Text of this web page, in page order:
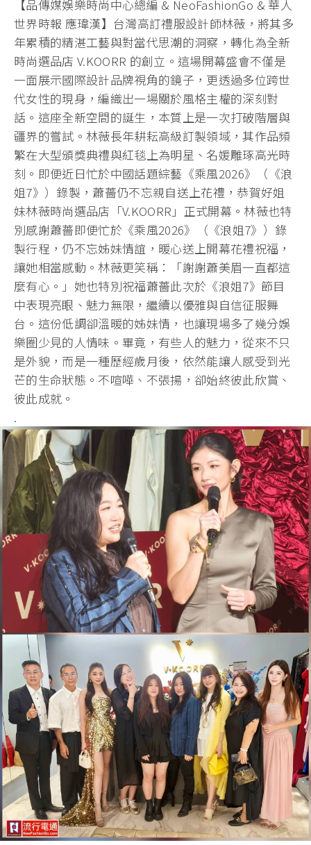
【品傳媒娛樂時尚中心總編 & NeoFashionGo & 華人
世界時報 應瑋漢】台灣高訂禮服設計師林薇，將其多
年累積的精湛工藝與對當代思潮的洞察，轉化為全新
時尚選品店 V.KOORR 的創立。這場開幕盛會不僅是
一面展示國際設計品牌視角的鏡子，更透過多位跨世
代女性的現身，編織出一場關於風格主權的深刻對
話。這座全新空間的誕生，本質上是一次打破階層與
疆界的嘗試。林薇長年耕耘高級訂製領域，其作品頻
繁在大型頒獎典禮與紅毯上為明星、名媛雕琢高光時
刻。即便近日忙於中國話題綜藝《乘風2026》（《浪
姐7》）錄製，蕭薔仍不忘親自送上花禮，恭賀好姐
妹林薇時尚選品店「V.KOORR」正式開幕。林薇也特
別感謝蕭薔即便忙於《乘風2026》（《浪姐7》）錄
製行程，仍不忘姊妹情誼，暖心送上開幕花禮祝福，
讓她相當感動。林薇更笑稱：「謝謝蕭美眉一直都這
麼有心。」她也特別祝福蕭薔此次於《浪姐7》節目
中表現亮眼、魅力無限，繼續以優雅與自信征服舞
台。這份低調卻溫暖的姊妹情，也讓現場多了幾分娛
樂圈少見的人情味。畢竟，有些人的魅力，從來不只
是外貌，而是一種歷經歲月後，依然能讓人感受到光
芒的生命狀態。不喧嘩、不張揚，卻始終彼此欣賞、
彼此成就。
.